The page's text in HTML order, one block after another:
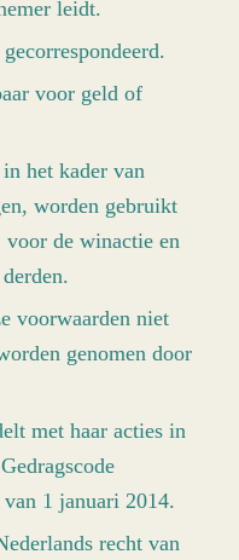
leidt.
voor geld of
het kader van
worden gebruikt
de winactie en
voorwaarden niet
genomen door
met haar acties in
1 januari 2014.
recht van